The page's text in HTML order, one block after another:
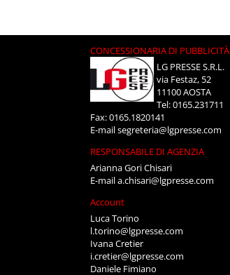
CONCESSIONARIA DI PUBBLICITÀ
LG PRESSE S.R.L.
via Festaz, 52
11100 AOSTA
Tel: 0165.231711
Fax: 0165.1820141
E-mailsegreteria@lgpresse.com
RESPONSABILE DI AGENZIA
Arianna Gori Chisari
E-maila.chisari@lgpresse.com
Account
Luca Torino
l.torino@lgpresse.com
Ivana Cretier
i.cretier@lgpresse.com
Daniele Fimiano